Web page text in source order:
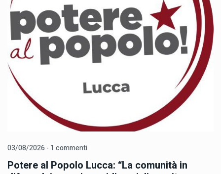
03/08/2026 - 1 commenti
Potere al Popolo Lucca: “La comunità in